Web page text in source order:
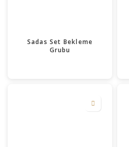
Sadas Set Bekleme
Grubu